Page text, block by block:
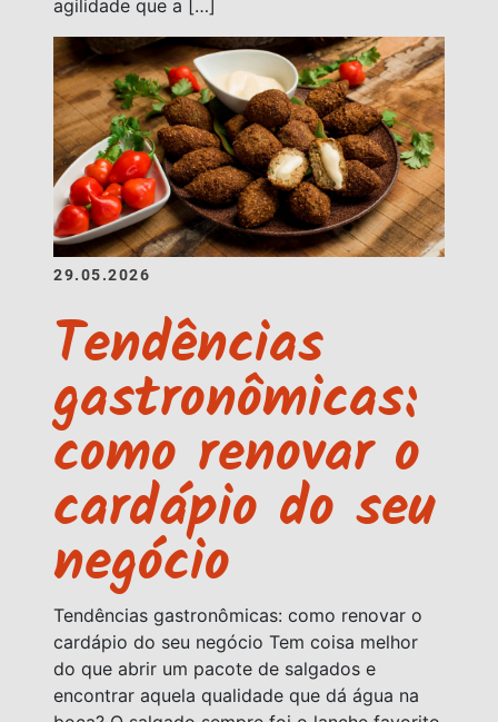
agilidade que a […]
29.05.2026
Tendências
gastronômicas:
como renovar o
cardápio do seu
negócio
Tendências gastronômicas: como renovar o
cardápio do seu negócio Tem coisa melhor
do que abrir um pacote de salgados e
encontrar aquela qualidade que dá água na